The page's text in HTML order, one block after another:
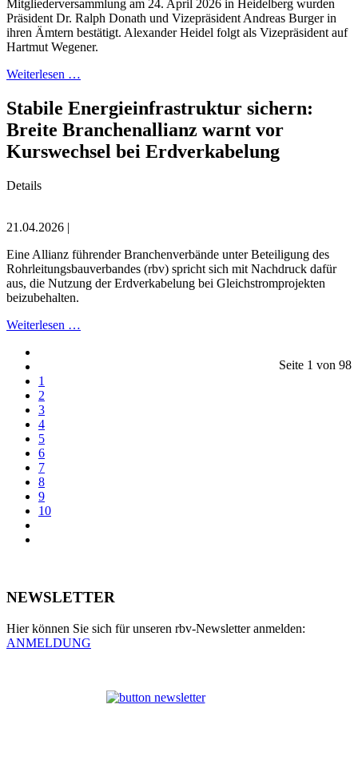
Mitgliederversammlung am 24. April 2026 in Heidelberg wurden
Präsident Dr. Ralph Donath und Vizepräsident Andreas Burger in
ihren Ämtern bestätigt. Alexander Heidel folgt als Vizepräsident auf
Hartmut Wegener.
Weiterlesen …
Stabile Energieinfrastruktur sichern:
Breite Branchenallianz warnt vor
Kurswechsel bei Erdverkabelung
Details
21.04.2026 |
Eine Allianz führender Branchenverbände unter Beteiligung des
Rohrleitungsbauverbandes (rbv) spricht sich mit Nachdruck dafür
aus, die Nutzung der Erdverkabelung bei Gleichstromprojekten
beizubehalten.
Weiterlesen …
Seite 1 von 98
1
2
3
4
5
6
7
8
9
10
NEWSLETTER
Hier können Sie sich für unseren rbv-Newsletter anmelden:
ANMELDUNG